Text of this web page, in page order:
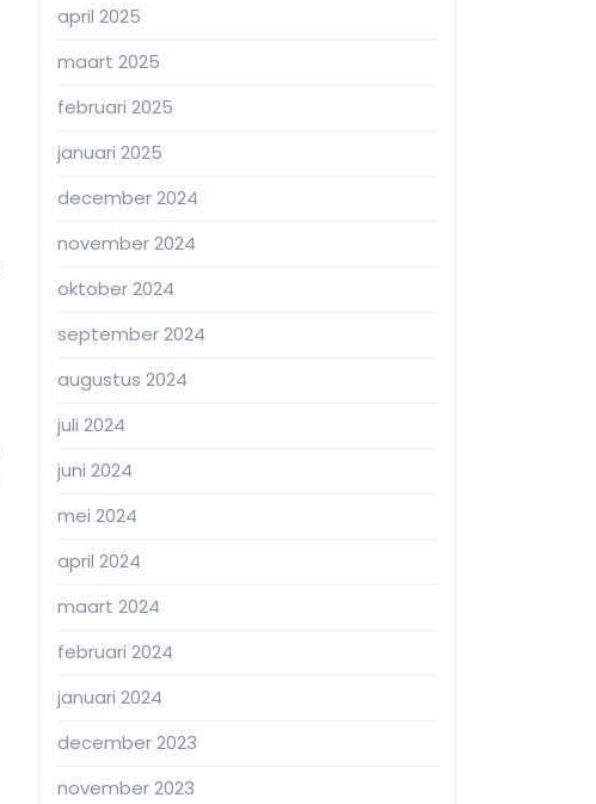
april 2025
maart 2025
februari 2025
januari 2025
december 2024
november 2024
oktober 2024
september 2024
augustus 2024
juli 2024
juni 2024
mei 2024
april 2024
maart 2024
februari 2024
januari 2024
december 2023
november 2023